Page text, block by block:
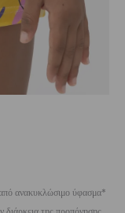
ανακυκλώσιμο ύφασμα*